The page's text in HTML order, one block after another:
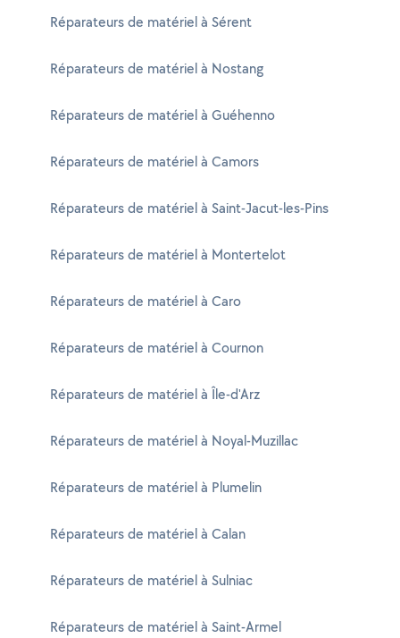
Réparateurs de matériel à Sérent
Réparateurs de matériel à Nostang
Réparateurs de matériel à Guéhenno
Réparateurs de matériel à Camors
Réparateurs de matériel à Saint-Jacut-les-Pins
Réparateurs de matériel à Montertelot
Réparateurs de matériel à Caro
Réparateurs de matériel à Cournon
Réparateurs de matériel à Île-d'Arz
Réparateurs de matériel à Noyal-Muzillac
Réparateurs de matériel à Plumelin
Réparateurs de matériel à Calan
Réparateurs de matériel à Sulniac
Réparateurs de matériel à Saint-Armel